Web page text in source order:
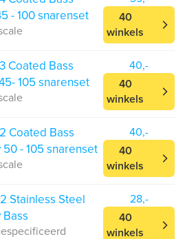
- 100 snarenset
40
winkels
Coated Bass
105 snarenset
40,-
40
winkels
Coated Bass
50 - 105 snarenset
40,-
40
winkels
Stainless Steel
Bass
28,-
40
winkels